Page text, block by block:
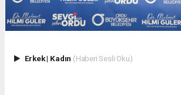
Erkek| Kadın (Haberi Sesli Oku)